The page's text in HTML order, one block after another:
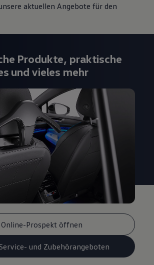
aktuellen Angebote für den
Online-Prospekt öffnen
und Zubehörangeboten
Produkte, praktische
und vieles mehr